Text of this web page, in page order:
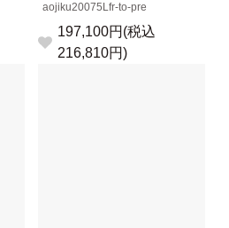
aojiku20075Lfr-to-pre
197,100円(税込
216,810円)